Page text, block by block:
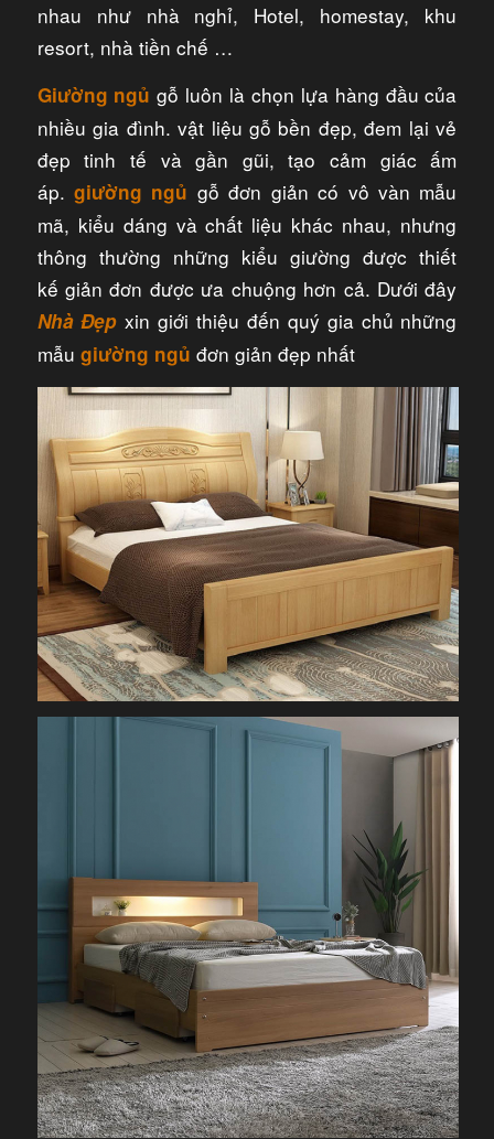
nhau như nhà nghỉ, Hotel, homestay, khu
resort, nhà tiền chế …
Giường ngủgỗ luôn là chọn lựa hàng đầu của
nhiều gia đình. vật liệu gỗ bền đẹp, đem lại vẻ
đẹp tinh tế và gần gũi, tạo cảm giác ấm
áp.giường ngủ gỗ đơn giản có vô vàn mẫu
mã, kiểu dáng và chất liệu khác nhau, nhưng
thông thường những kiểu giường được thiết
kế giản đơn được ưa chuộng hơn cả. Dưới đây
Nhà Đẹp xin giới thiệu đến quý gia chủ những
mẫu giường ngủ đơn giản đẹp nhất